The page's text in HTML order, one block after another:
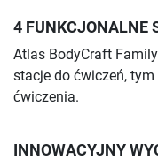
4 FUNKCJONALNE
Atlas BodyCraft
stacje do ćwiczeń,
ćwiczenia.
INNOWACYJNY